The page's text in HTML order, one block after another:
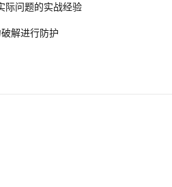
际问题的实战经验
解进行防护